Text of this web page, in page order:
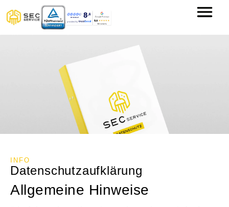
INFO
Datenschutzaufklärung
Allgemeine Hinweise